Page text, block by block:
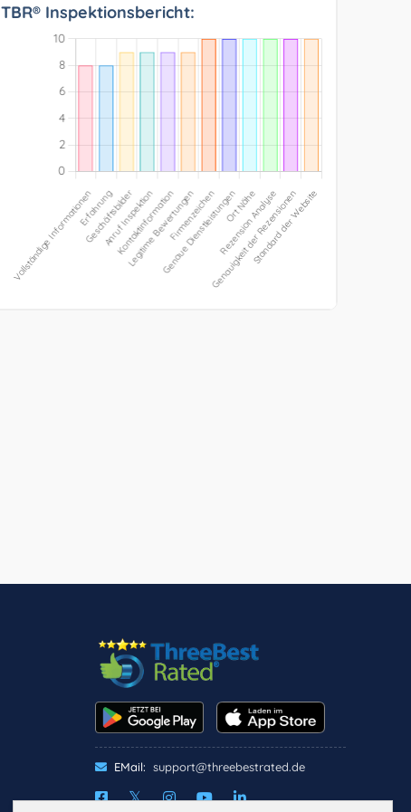
TBR® Inspektionsbericht:
EMail: support@threebestrated.de